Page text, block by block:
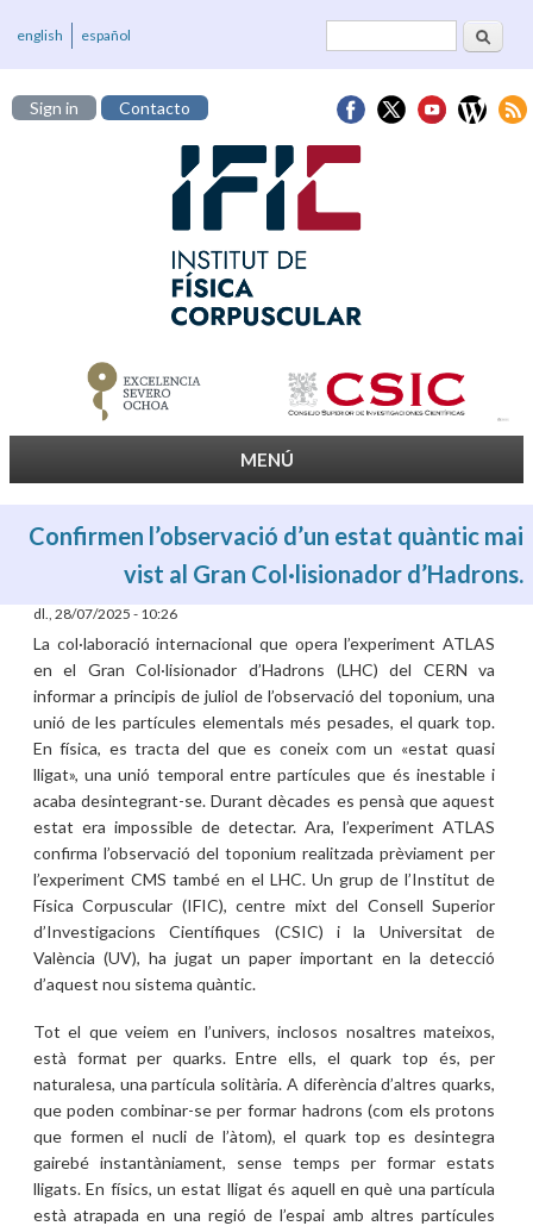
Formulari deCerca
english español
Sign in Contacto
MENÚ
Confirmen l’observació d’un estat quàntic mai
vist al Gran Col·lisionador d’Hadrons.
dl., 28/07/2025 - 10:26
La col·laboració internacional que opera l’experiment ATLAS
en el Gran Col·lisionador d’Hadrons (LHC) del CERN va
informar a principis de juliol de l’observació del toponium, una
unió de les partícules elementals més pesades, el quark top.
En física, es tracta del que es coneix com un «estat quasi
lligat», una unió temporal entre partícules que és inestable i
acaba desintegrant-se. Durant dècades es pensà que aquest
estat era impossible de detectar. Ara, l’experiment ATLAS
confirma l’observació del toponium realitzada prèviament per
l’experiment CMS també en el LHC. Un grup de l’Institut de
Física Corpuscular (IFIC), centre mixt del Consell Superior
d’Investigacions Científiques (CSIC) i la Universitat de
València (UV), ha jugat un paper important en la detecció
d’aquest nou sistema quàntic.
Tot el que veiem en l’univers, inclosos nosaltres mateixos,
està format per quarks. Entre ells, el quark top és, per
naturalesa, una partícula solitària. A diferència d’altres quarks,
que poden combinar-se per formar hadrons (com els protons
que formen el nucli de l’àtom), el quark top es desintegra
gairebé instantàniament, sense temps per formar estats
lligats. En físics, un estat lligat és aquell en què una partícula
està atrapada en una regió de l’espai amb altres partícules